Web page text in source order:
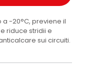
-20°C, previene il
riduce stridii e
sui circuiti.